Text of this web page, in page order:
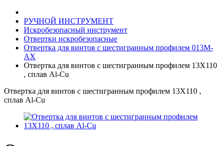
РУЧНОЙ ИНСТРУМЕНТ
Искробезопасный инструмент
Отвертки искробезопасные
Отвертка для винтов с шестигранным профилем 013M-
AX
Отвертка для винтов с шестигранным профилем 13X110
, сплав Al-Cu
Отвертка для винтов с шестигранным профилем 13X110 ,
сплав Al-Cu